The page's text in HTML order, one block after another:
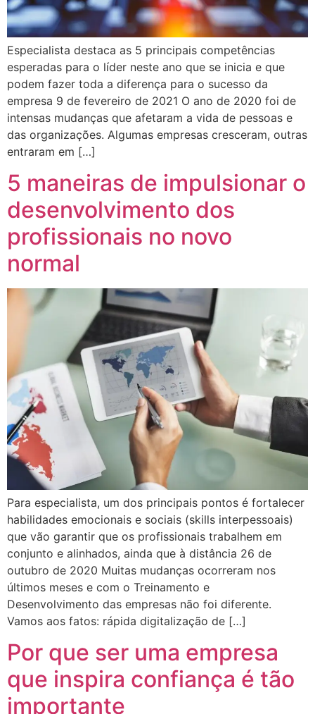
Especialista destaca as 5 principais competências
esperadas para o líder neste ano que se inicia e que
podem fazer toda a diferença para o sucesso da
empresa 9 de fevereiro de 2021 O ano de 2020 foi de
intensas mudanças que afetaram a vida de pessoas e
das organizações. Algumas empresas cresceram, outras
entraram em […]
5 maneiras de impulsionar o
desenvolvimento dos
profissionais no novo
normal
Para especialista, um dos principais pontos é fortalecer
habilidades emocionais e sociais (skills interpessoais)
que vão garantir que os profissionais trabalhem em
conjunto e alinhados, ainda que à distância 26 de
outubro de 2020 Muitas mudanças ocorreram nos
últimos meses e com o Treinamento e
Desenvolvimento das empresas não foi diferente.
Vamos aos fatos: rápida digitalização de […]
Por que ser uma empresa
que inspira confiança é tão
importante